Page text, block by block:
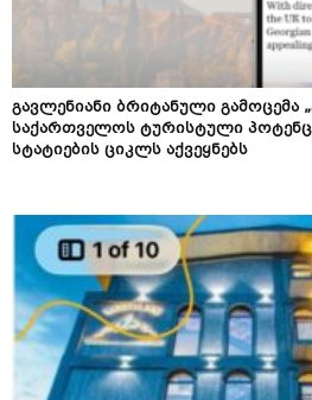
გავლენიანი ბრიტანული გამოცემა
საქართველოს ტურისტული
სტატიების ციკლს აქვეყნებს